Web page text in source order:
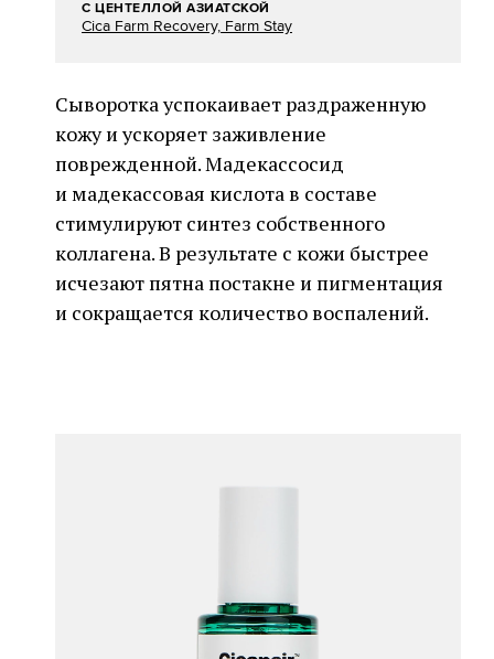
С ЦЕНТЕЛЛОЙ АЗИАТСКОЙ
Cica Farm Recovery, Farm Stay
Сыворотка успокаивает раздраженную
кожу и ускоряет заживление
поврежденной. Мадекассосид
и мадекассовая кислота в составе
стимулируют синтез собственного
коллагена. В результате с кожи быстрее
исчезают пятна постакне и пигментация
и сокращается количество воспалений.